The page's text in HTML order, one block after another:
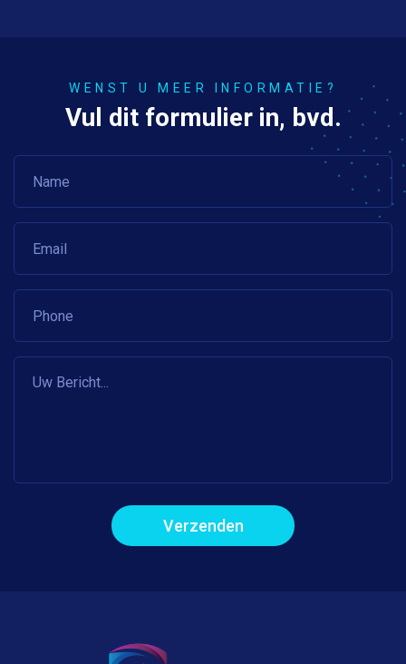
WENST U MEER INFORMATIE?
Vul dit formulier in, bvd.
Verzenden